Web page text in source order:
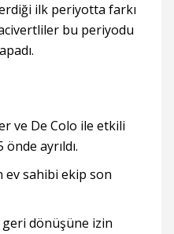
ilk periyotta farkı
bu periyodu
ve De Colo ile etkili
ayrıldı.
ev sahibi ekip son
dönüşüne izin